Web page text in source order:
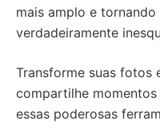
mais amplo e
verdadeiramente
Transforme suas fotos
compartilhe
essas poderosas